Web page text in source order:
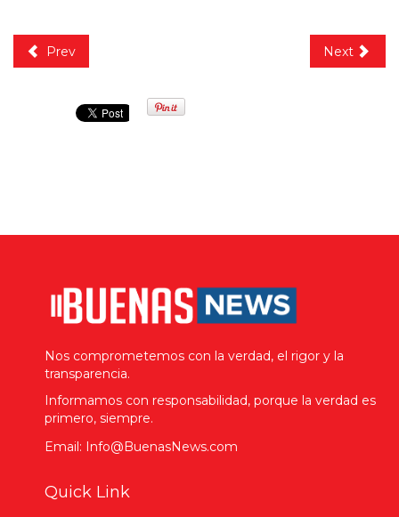
Prev Next
Nos comprometemos con la verdad, el rigor y la
transparencia.
Informamos con responsabilidad, porque la verdad es
primero, siempre.
Email: Info@BuenasNews.com
Quick Link